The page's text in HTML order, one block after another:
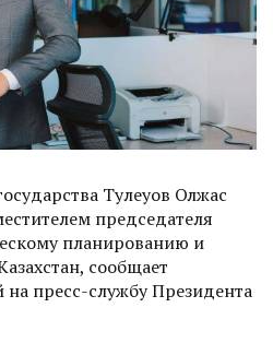
Тулеуов Олжас
председателя
планированию и
сообщает
на пресс-службу Президента